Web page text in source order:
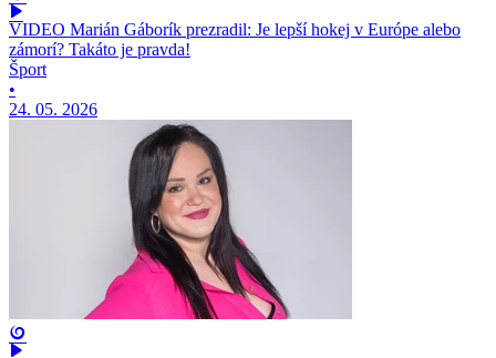
VIDEO Marián Gáborík prezradil: Je lepší hokej v Európe alebo
zámorí? Takáto je pravda!
Šport
•
24. 05. 2026